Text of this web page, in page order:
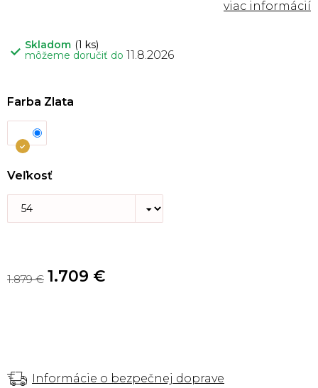
Skladom (1 ks)
môžeme doručiť do 11.8.2026
Farba Zlata
Veľkosť
Informácie o bezpečnej doprave
1.879 € 1.709 €